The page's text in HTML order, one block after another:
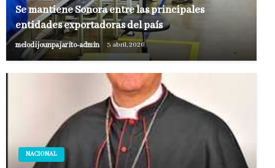
Se mantiene Sonora entre las principales
entidades exportadoras del país
melodijounpajarito-admin 3 abril, 2026
NACIONAL